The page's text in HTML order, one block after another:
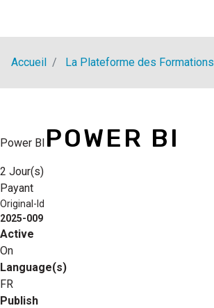
Accueil La Plateforme des Formations
Power BI POWER BI
2 Jour(s)
Payant
Original-Id
2025-009
Active
On
Language(s)
FR
Publish